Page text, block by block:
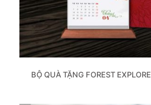
BỘ QUÀ TẶNG FOREST EXPLORE